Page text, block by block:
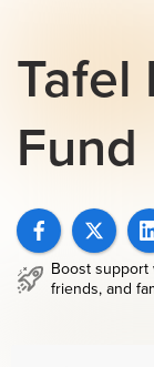
Tafel
Fund
Boost
friends, and